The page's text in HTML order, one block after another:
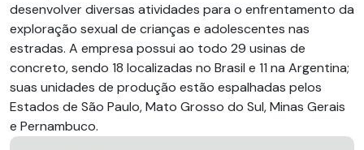
desenvolver diversas atividades para o enfrentamento da
exploração sexual de crianças e adolescentes nas
estradas. A empresa possui ao todo 29 usinas de
concreto, sendo 18 localizadas no Brasil e 11 na Argentina;
suas unidades de produção estão espalhadas pelos
Estados de São Paulo, Mato Grosso do Sul, Minas Gerais
e Pernambuco.